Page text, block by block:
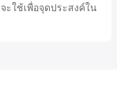
ใช้เพื่อจุดประสงค์ใน